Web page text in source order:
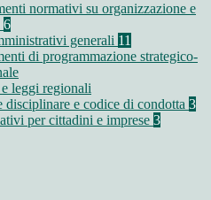
normativi su organizzazione e
6
generali 11
di programmazione strategico-
leggi regionali
disciplinare e codice di condotta 3
per cittadini e imprese 3